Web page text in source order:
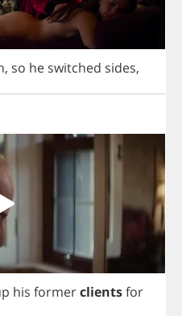
, so he switched sides,
his formerclientsfor